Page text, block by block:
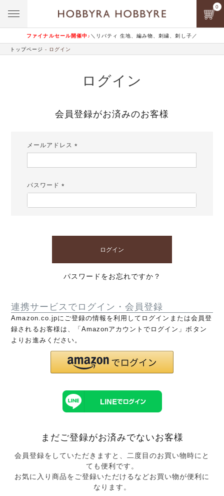
ファイナルセール開催中♪ ＼リバティ 生地、編み物、刺繍、刺し子／
0
トップページ ログイン
ログイン
会員登録がお済みのお客様
メールアドレス
パスワード
ログイン
パスワードをお忘れですか？
連携サービスでログイン・会員登録
Amazon.co.jpにご登録の情報を利用してログインまたは会員登
録されるお客様は、「Amazonアカウントでログイン」ボタン
よりお進みください。
まだご登録がお済みでないお客様
会員登録をしていただきますと、二度目のお買い物時にと
ても便利です。
お気に入り商品をご登録いただけるなどお買い物が便利に
なります。